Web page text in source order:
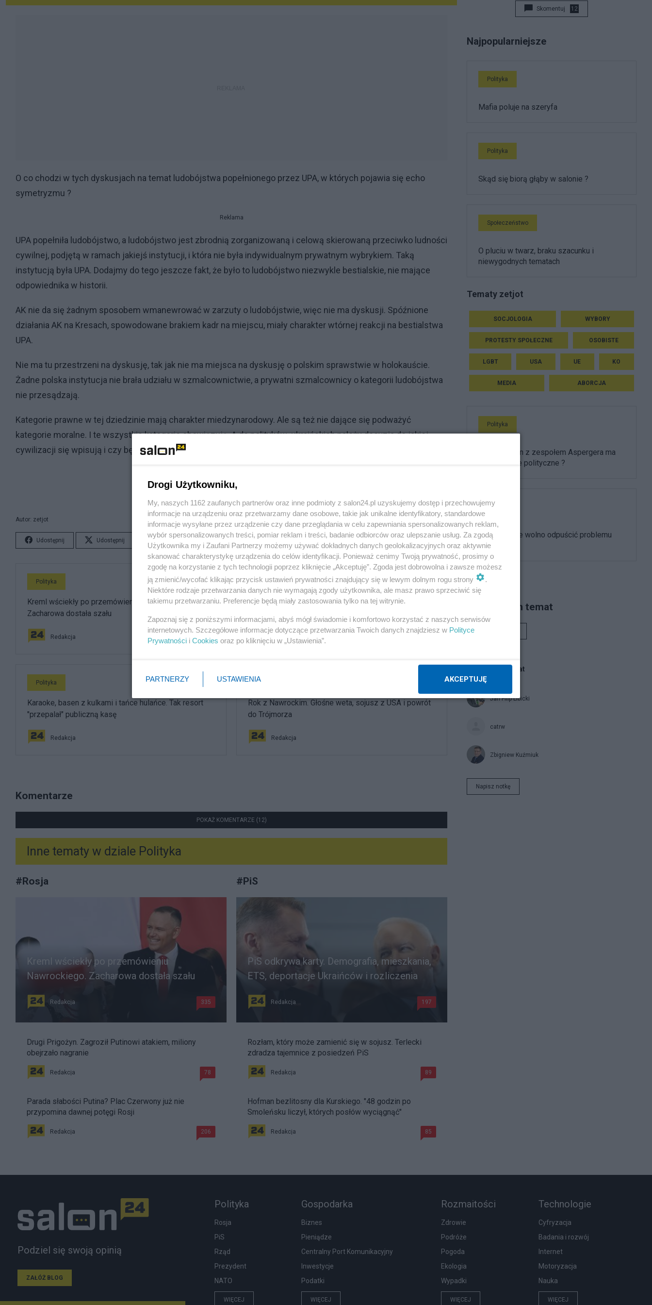
O co chodzi w tych dyskusjach na temat ludobójstwa popełnionego przez UPA, w których pojawia się echo
symetryzmu ?
Reklama
UPA popełniła ludobójstwo, a ludobójstwo jest zbrodnią zorganizowaną i celową skierowaną przeciwko ludności
cywilnej, podjętą w ramach jakiejś instytucji, i która nie była indywidualnym prywatnym wybrykiem. Taką
instytucją była UPA. Dodajmy do tego jeszcze fakt, że było to ludobójstwo niezwykle bestialskie, nie mające
odpowiednika w historii.
AK nie da się żadnym sposobem wmanewrować w zarzuty o ludobójstwie, więc nie ma dyskusji. Spóźnione
działania AK na Kresach, spowodowane brakiem kadr na miejscu, miały charakter wtórnej reakcji na bestialstwa
UPA.
Nie ma tu przestrzeni na dyskusję, tak jak nie ma miejsca na dyskusję o polskim sprawstwie w holokauście.
Żadne polska instytucja nie brała udziału w szmalcownictwie, a prywatni szmalcownicy o kategorii ludobójstwa
nie przesądzają.
Kategorie prawne w tej dziedzinie mają charakter miedzynarodowy. Ale są też nie dające się podważyć
kategorie moralne. I te wszystkie kategorie obowiązują. A do polityków ukraińskich należy decyzja do jakiej
cywilizacji się wpisują i czy będzie to ta sama cywilizacja łacińska, do której przynależy Polska.
Autor: zetjot
Udostępnij Udostępnij Lubię to! Skomentuj Obserwuj notkę
Polityka
Kreml wściekły po przemówieniu Nawrockiego.
Zacharowa dostała szału
Redakcja
Polityka
PiS odkrywa karty. Demografia, mieszkania, ETS,
Redakcja
Polityka
Karaoke, basen z kulkami i tańce hulańce. Tak resort
"przepalał" publiczną kasę
Redakcja
Polityka
Rok z Nawrockim. Głośne weta, sojusz z USA i powrót
do Trójmorza
Redakcja
Komentarze
POKAŻ KOMENTARZE (12)
Inne tematy w dziale Polityka
#Rosja
Kreml wściekły po przemówieniu
Nawrockiego. Zacharowa dostała szału
Redakcja 335
Drugi Prigożyn. Zagroził Putinowi atakiem, miliony
obejrzało nagranie
Redakcja 78
Parada słabości Putina? Plac Czerwony już nie
przypomina dawnej potęgi Rosji
Redakcja 206
#PiS
PiS odkrywa karty. Demografia, mieszkania,
ETS, deportacje Ukraińców i rozliczenia
Redakcja 197
Rozłam, który może zamienić się w sojusz. Terlecki
zdradza tajemnice z posiedzeń PiS
Redakcja 89
Hofman bezlitosny dla Kurskiego. "48 godzin po
Smoleńsku liczył, których posłów wyciągnąć"
Redakcja 85
Skomentuj 12
Najpopularniejsze
Polityka
Mafia poluje na szeryfa
Polityka
Skąd się biorą głąby w salonie ?
Społeczeństwo
O pluciu w twarz, braku szacunku i
niewygodnych tematach
Tematy zetjot
SOCJOLOGIA WYBORY
PROTESTY SPOŁECZNE OSOBISTE
LGBT USA UE KO
MEDIA ABORCJA
Polityka
Czy Mentzen z zespołem Aspergera ma
kompetencje polityczne ?
Polityka
Dlaczego nie wolno odpuścić problemu
Mentzena
Piszą na ten temat
Blogi na ten temat
Jan Filip Libicki
catrw
Zbigniew Kuźmiuk
Napisz notkę
Podziel się swoją opinią
ZAŁÓŻ BLOG
Polityka
Rosja
PiS
Rząd
Prezydent
NATO
WIĘCEJ
Gospodarka
Biznes
Pieniądze
Centralny Port Komunikacyjny
Inwestycje
Podatki
WIĘCEJ
Rozmaitości
Zdrowie
Podróże
Pogoda
Ekologia
Wypadki
WIĘCEJ
Technologie
Cyfryzacja
Badania i rozwój
Internet
Motoryzacja
Nauka
WIĘCEJ
Drogi Użytkowniku,
My, naszych 1162 zaufanych partnerów oraz inne podmioty z salon24.pl uzyskujemy dostęp i przechowujemy
informacje na urządzeniu oraz przetwarzamy dane osobowe, takie jak unikalne identyfikatory, standardowe
informacje wysyłane przez urządzenie czy dane przeglądania w celu zapewniania spersonalizowanych reklam,
wybór spersonalizowanych treści, pomiar reklam i treści, badanie odbiorców oraz ulepszanie usług. Za zgodą
Użytkownika my i Zaufani Partnerzy możemy używać dokładnych danych geolokalizacyjnych oraz aktywnie
skanować charakterystykę urządzenia do celów identyfikacji. Ponieważ cenimy Twoją prywatność, prosimy o
zgodę na korzystanie z tych technologii poprzez kliknięcie „Akceptuję”. Zgoda jest dobrowolna i zawsze możesz
ją zmienić/wycofać klikając przycisk ustawień prywatności znajdujący się w lewym dolnym rogu strony
.
Niektóre rodzaje przetwarzania danych nie wymagają zgody użytkownika, ale masz prawo sprzeciwić się
takiemu przetwarzaniu. Preferencje będą miały zastosowania tylko na tej witrynie.
Zapoznaj się z poniższymi informacjami, abyś mógł świadomie i komfortowo korzystać z naszych serwisów
internetowych. Szczegółowe informacje dotyczące przetwarzania Twoich danych znajdziesz w Polityce
Prywatności i Cookies oraz po kliknięciu w „Ustawienia”.
PARTNERZY USTAWIENIA AKCEPTUJĘ